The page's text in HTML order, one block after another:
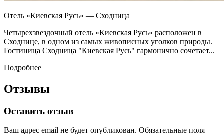
Отель «Киевская Русь» — Сходница
Четырехзвездочный отель «Киевская Русь» расположен в
Сходнице, в одном из самых живописных уголков природы.
Гостиница Сходница "Киевская Русь" гармонично сочетает...
Подробнее
Отзывы
Оставить отзыв
Ваш адрес email не будет опубликован. Обязательные поля